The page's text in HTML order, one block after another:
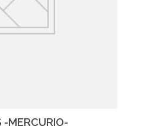
-MERCURIO-